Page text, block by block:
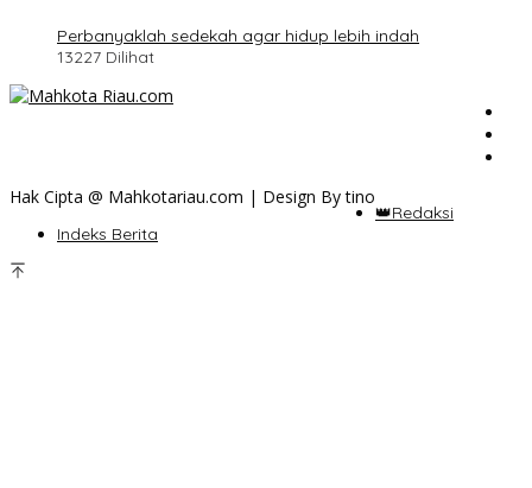
Perbanyaklah sedekah agar hidup lebih indah
13227 Dilihat
Hak Cipta @ Mahkotariau.com | Design By tino
👑Redaksi
Indeks Berita